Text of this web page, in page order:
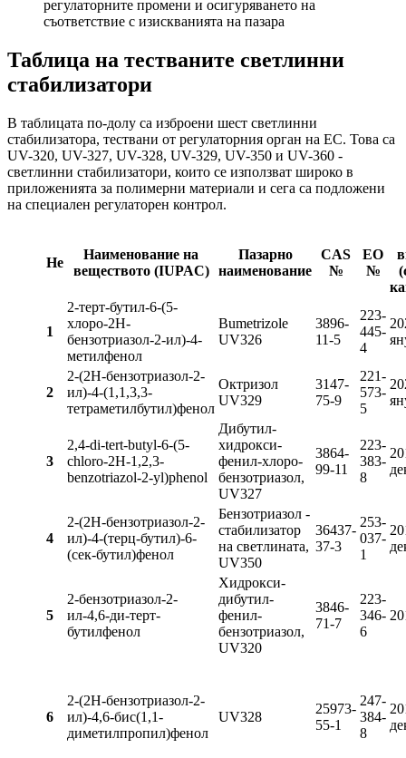
регулаторните промени и осигуряването на
съответствие с изискванията на пазара
Таблица на тестваните светлинни
стабилизатори
В таблицата по-долу са изброени шест светлинни
стабилизатора, тествани от регулаторния орган на ЕС. Това са
UV-320, UV-327, UV-328, UV-329, UV-350 и UV-360 -
светлинни стабилизатори, които се използват широко в
приложенията за полимерни материали и сега са подложени
на специален регулаторен контрол.
Не
Наименование на
веществото (IUPAC)
Пазарно
наименование
CAS
№
ЕО
№
1
2-терт-бутил-6-(5-
хлоро-2H-
бензотриазол-2-ил)-4-
метилфенол
Bumetrizole
UV326
3896-
11-5
223-
445-
4
2
2-(2H-бензотриазол-2-
ил)-4-(1,1,3,3-
тетраметилбутил)фенол
Октризол
UV329
3147-
75-9
221-
573-
5
3
2,4-di-tert-butyl-6-(5-
chloro-2H-1,2,3-
benzotriazol-2-yl)phenol
Дибутил-
хидрокси-
фенил-хлоро-
бензотриазол,
UV327
3864-
99-11
223-
383-
8
4
2-(2H-бензотриазол-2-
ил)-4-(терц-бутил)-6-
(сек-бутил)фенол
Бензотриазол -
стабилизатор
на светлината,
UV350
36437-
37-3
253-
037-
1
5
2-бензотриазол-2-
ил-4,6-ди-терт-
бутилфенол
Хидрокси-
дибутил-
фенил-
бензотриазол,
UV320
3846-
71-7
223-
346-
6
6
2-(2H-бензотриазол-2-
ил)-4,6-бис(1,1-
диметилпропил)фенол
UV328
25973-
55-1
247-
384-
8